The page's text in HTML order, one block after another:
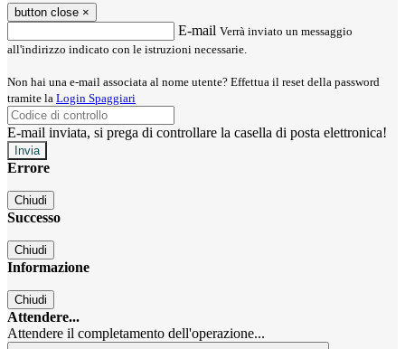
button close ×
E-mail Verrà inviato un messaggio
all'indirizzo indicato con le istruzioni necessarie.
Non hai una e-mail associata al nome utente? Effettua il reset della password
tramite la Login Spaggiari
E-mail inviata, si prega di controllare la casella di posta elettronica!
Errore
Chiudi
Successo
Chiudi
Informazione
Chiudi
Attendere...
Attendere il completamento dell'operazione...